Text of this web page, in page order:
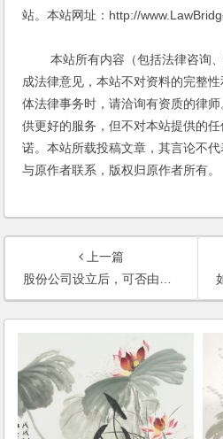
站。本站网址：http://
本站所有内容（包括法律咨询、
成法律意见，本站不对资料的完整
体法律事务时，请洽询有资质的律
供更好的服务，但不对本站提供的
诺。本站所载投稿文章，其言论不
与原作者联系，版权归原作者所有。
上一篇
股份公司设立后，可否由股东以外的人出资增资扩股？
如